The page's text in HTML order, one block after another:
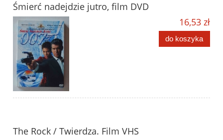
Śmierć nadejdzie jutro, film DVD
16,53 zł
do koszyka
The Rock / Twierdza. Film VHS